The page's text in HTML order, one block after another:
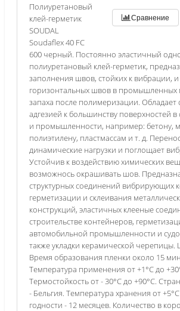
Сравнение
Полиуретановый
клей-герметик
SOUDAL
Soudaflex 40 FC
600 черный. Постоянно эластичный
полиуретановый клей-герметик,
заполнения швов, стойких к вибрации, и
горизонтальных швов в промышленных
запаха после полимеризации. Обладает
адгезией к большинству поверхностей в
и промышленности, например: бетону,
полиэтилену, пластмассам и т. д.
динамические нагрузки и поглощает
Устойчив к воздействию химических
возможнось окрашивать шов.
структурных соединений вибрирующих
герметизации и склеивания
конструкций, эластичных клееные
строительстве контейнеров,
автомобильной промышленности и
также укладки керамической черепицы.
Время образования пленки около 15
Температура применения от +1°С до
Термостойкость от - 30°C до +90°C.
- Бельгия. Температура хранения от
годности - 12 месяцев. Количество в